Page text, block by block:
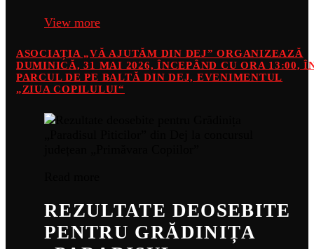
View more
ASOCIAȚIA „VĂ AJUTĂM DIN DEJ” ORGANIZEAZĂ
DUMINICĂ, 31 MAI 2026, ÎNCEPÂND CU ORA 13:00,
PARCUL DE PE BALTĂ DIN DEJ, EVENIMENTUL
„ZIUA COPILULUI“
REZULTATE DEOSEBITE
PENTRU GRĂDINIȚA